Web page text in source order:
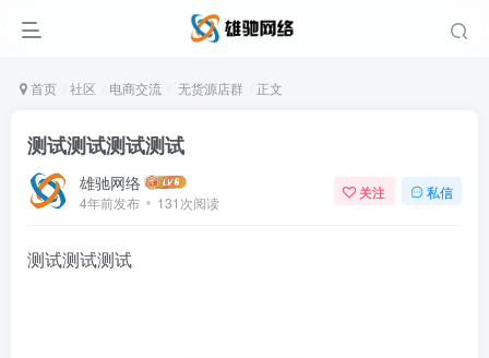
首页 社区 电商交流 无货源店群 正文
测试测试测试测试
雄驰网络
4年前发布 131次阅读
关注 私信
测试测试测试